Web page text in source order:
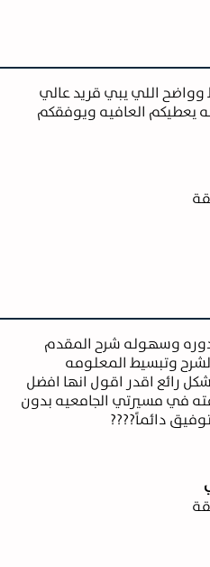
اللي يبي قريد عالي
العافيه ويوفقكم
وسهوله شرح المقدم
وتبسيط المعلومه
اقدر اقول انها افضل
مسيرتي الجامعيه بدون
دائماً????